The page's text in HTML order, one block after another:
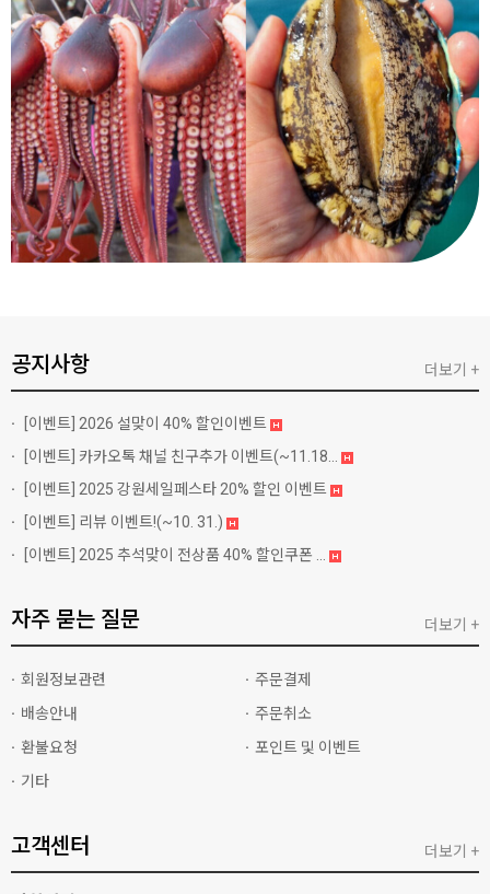
공지사항
[이벤트] 2026 설맞이 40% 할인이벤트
[이벤트] 카카오톡 채널 친구추가 이벤트(~11.18...
[이벤트] 2025 강원세일페스타 20% 할인 이벤트
[이벤트] 리뷰 이벤트!(~10. 31.)
[이벤트] 2025 추석맞이 전상품 40% 할인쿠폰 ...
더보기 +
자주 묻는 질문
회원정보관련
주문결제
배송안내
주문취소
환불요청
포인트 및 이벤트
기타
더보기 +
고객센터 더보기 +